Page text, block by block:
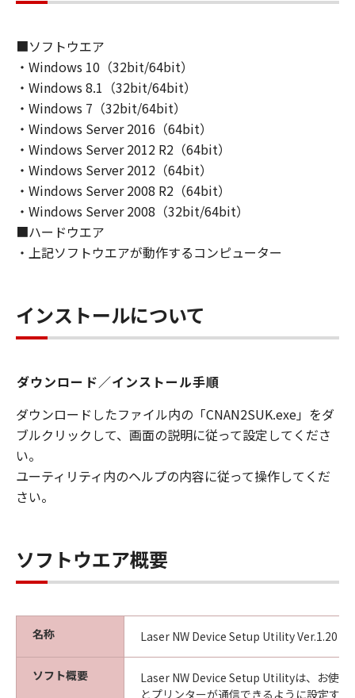
■ソフトウエア
・Windows 10（32bit/64bit）
・Windows 8.1（32bit/64bit）
・Windows 7（32bit/64bit）
・Windows Server 2016（64bit）
・Windows Server 2012 R2（64bit）
・Windows Server 2012（64bit）
・Windows Server 2008 R2（64bit）
・Windows Server 2008（32bit/64bit）
■ハードウエア
・上記ソフトウエアが動作するコンピューター
インストールについて
ダウンロード／インストール手順
ダウンロードしたファイル内の「CNAN2SUK.exe」をダ
ブルクリックして、画面の説明に従って設定してくださ
い。
ユーティリティ内のヘルプの内容に従って操作してくだ
さい。
ソフトウエア概要
名称 Laser NW Device Setup Utility Ver.1.20
ソフト概要
Laser NW Device Setup Utilityは、お使い
とプリンターが通信できるように設定す